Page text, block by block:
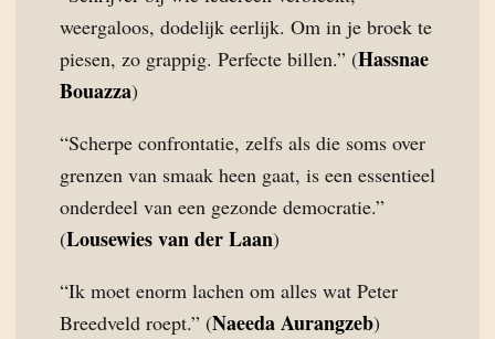
weergaloos, dodelijk eerlijk. Om in je broek te
piesen, zo grappig. Perfecte billen.” (Hassnae
Bouazza)
“Scherpe confrontatie, zelfs als die soms over
grenzen van smaak heen gaat, is een essentieel
onderdeel van een gezonde democratie.”
(Lousewies van der Laan)
“Ik moet enorm lachen om alles wat Peter
Breedveld roept.” (Naeeda Aurangzeb)